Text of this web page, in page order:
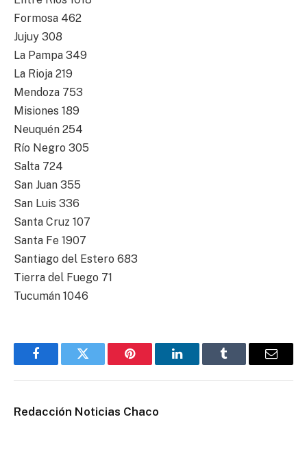
Formosa 462
Jujuy 308
La Pampa 349
La Rioja 219
Mendoza 753
Misiones 189
Neuquén 254
Río Negro 305
Salta 724
San Juan 355
San Luis 336
Santa Cruz 107
Santa Fe 1907
Santiago del Estero 683
Tierra del Fuego 71
Tucumán 1046
FacebookTwitter Pinterest LinkedInTumblr Email
Redacción Noticias Chaco